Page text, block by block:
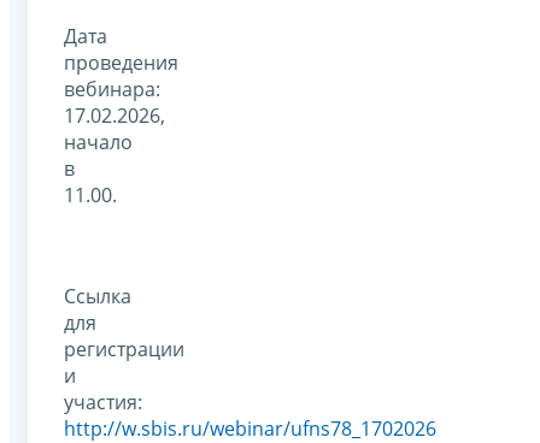
Дата
проведения
вебинара:
17.02.2026,
начало
в
11.00.
Ссылка
для
регистрации
и
участия:
http://w.sbis.ru/webinar/ufns78_1702026